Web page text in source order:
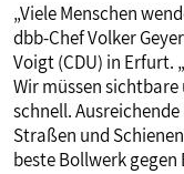
„Viele Menschen
dbb-Chef Volker
Voigt (CDU) in
Wir müssen
schnell.
Straßen und
beste Bollwerk gegen